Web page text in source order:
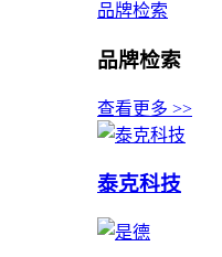
品牌检索
品牌检索
查看更多 >>
泰克科技